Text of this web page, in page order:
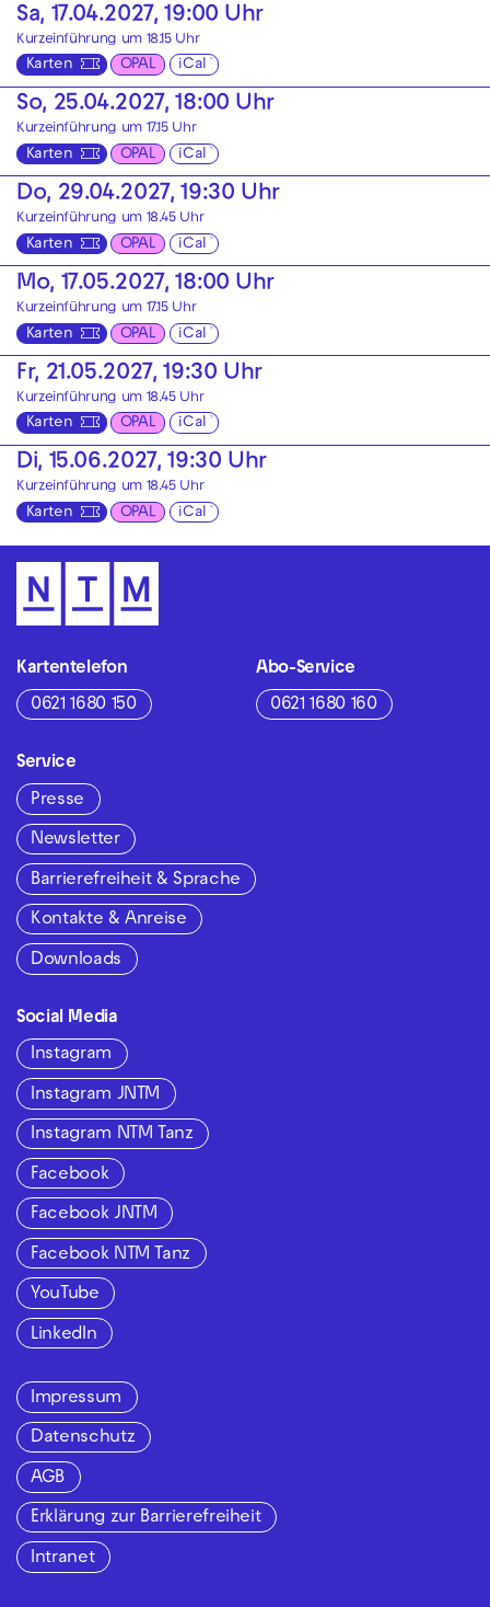
Sa, 17.04.2027, 19:00 Uhr
Kurzeinführung um 18.15 Uhr
Karten OPAL iCal
So, 25.04.2027, 18:00 Uhr
Kurzeinführung um 17.15 Uhr
Karten OPAL iCal
Do, 29.04.2027, 19:30 Uhr
Kurzeinführung um 18.45 Uhr
Karten OPAL iCal
Mo, 17.05.2027, 18:00 Uhr
Kurzeinführung um 17.15 Uhr
Karten OPAL iCal
Fr, 21.05.2027, 19:30 Uhr
Kurzeinführung um 18.45 Uhr
Karten OPAL iCal
Di, 15.06.2027, 19:30 Uhr
Kurzeinführung um 18.45 Uhr
Karten OPAL iCal
Kartentelefon
0621 1680 150
Abo-Service
0621 1680 160
Service
Presse
Newsletter
Barrierefreiheit & Sprache
Kontakte & Anreise
Downloads
Social Media
Instagram
Instagram JNTM
Instagram NTM Tanz
Facebook
Facebook JNTM
Facebook NTM Tanz
YouTube
LinkedIn
Impressum
Datenschutz
AGB
Erklärung zur Barrierefreiheit
Intranet